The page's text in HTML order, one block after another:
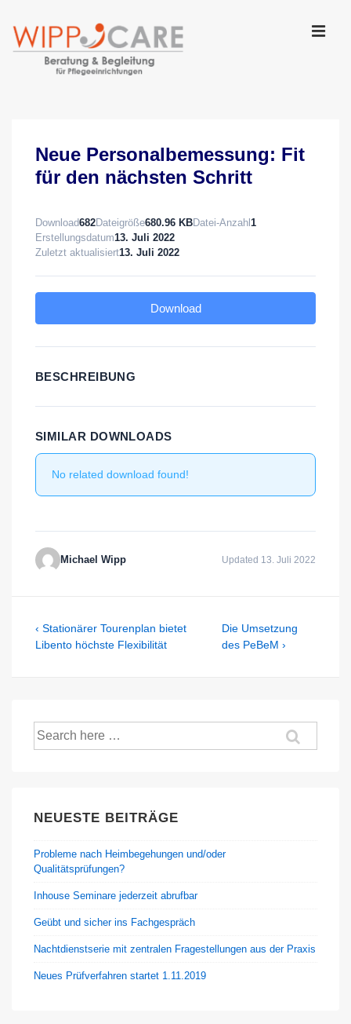
Zum
Inhalt
Neue Personalbemessung: Fit
für den nächsten Schritt
Download682Dateigröße680.96 KBDatei-Anzahl 1
Erstellungsdatum13. Juli 2022
Zuletzt aktualisiert13. Juli 2022
Download
BESCHREIBUNG
SIMILAR DOWNLOADS
No related download found!
Michael Wipp Updated 13. Juli 2022
Beitragsnavigation
Previous
Post
‹ Stationärer Tourenplan bietet
Libento höchste Flexibilität
Next
Post
Die Umsetzung
des PeBeM ›
Suche
nach:
NEUESTE BEITRÄGE
Probleme nach Heimbegehungen und/oder
Qualitätsprüfungen?
Inhouse Seminare jederzeit abrufbar
Geübt und sicher ins Fachgespräch
Nachtdienstserie mit zentralen Fragestellungen aus der Praxis
Neues Prüfverfahren startet 1.11.2019